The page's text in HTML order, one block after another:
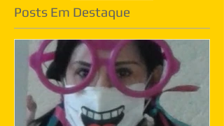
Posts Em Destaque